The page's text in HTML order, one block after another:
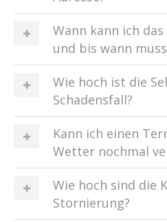
Wann kann ich
und bis wann
Wie hoch ist die
Schadensfall?
Kann ich einen
Wetter nochmal
Wie hoch sind die
Stornierung?